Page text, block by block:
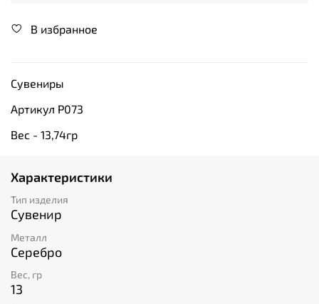
В избранное
Сувениры
Артикул Р073
Вес - 13,74гр
Характеристики
Тип изделия
Сувенир
Металл
Серебро
Вес, гр
13